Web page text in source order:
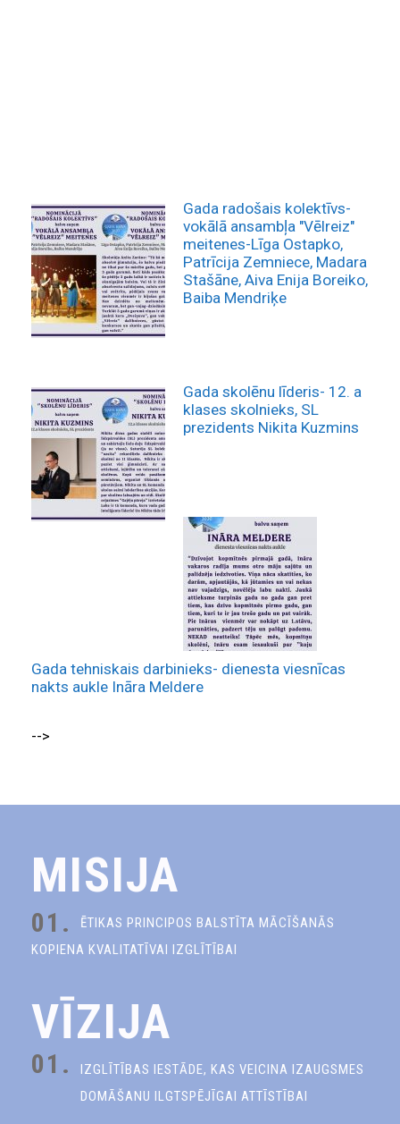
Gada radošais kolektīvs-
vokālā ansambļa "Vēlreiz"
meitenes-Līga Ostapko,
Patrīcija Zemniece, Madara
Stašāne, Aiva Enija Boreiko,
Baiba Mendriķe
Gada skolēnu līderis- 12. a
klases skolnieks, SL
prezidents Nikita Kuzmins
Gada tehniskais darbinieks- dienesta viesnīcas
nakts aukle Ināra Meldere
-->
MISIJA
01.
ĒTIKAS PRINCIPOS BALSTĪTA MĀCĪŠANĀS
KOPIENA KVALITATĪVAI IZGLĪTĪBAI
VĪZIJA
01.
IZGLĪTĪBAS IESTĀDE, KAS VEICINA IZAUGSMES
DOMĀŠANU ILGTSPĒJĪGAI ATTĪSTĪBAI